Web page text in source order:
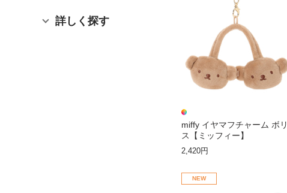
詳しく探す
miffy イヤマフチャーム ボリ
ス【ミッフィー】
2,420円
NEW